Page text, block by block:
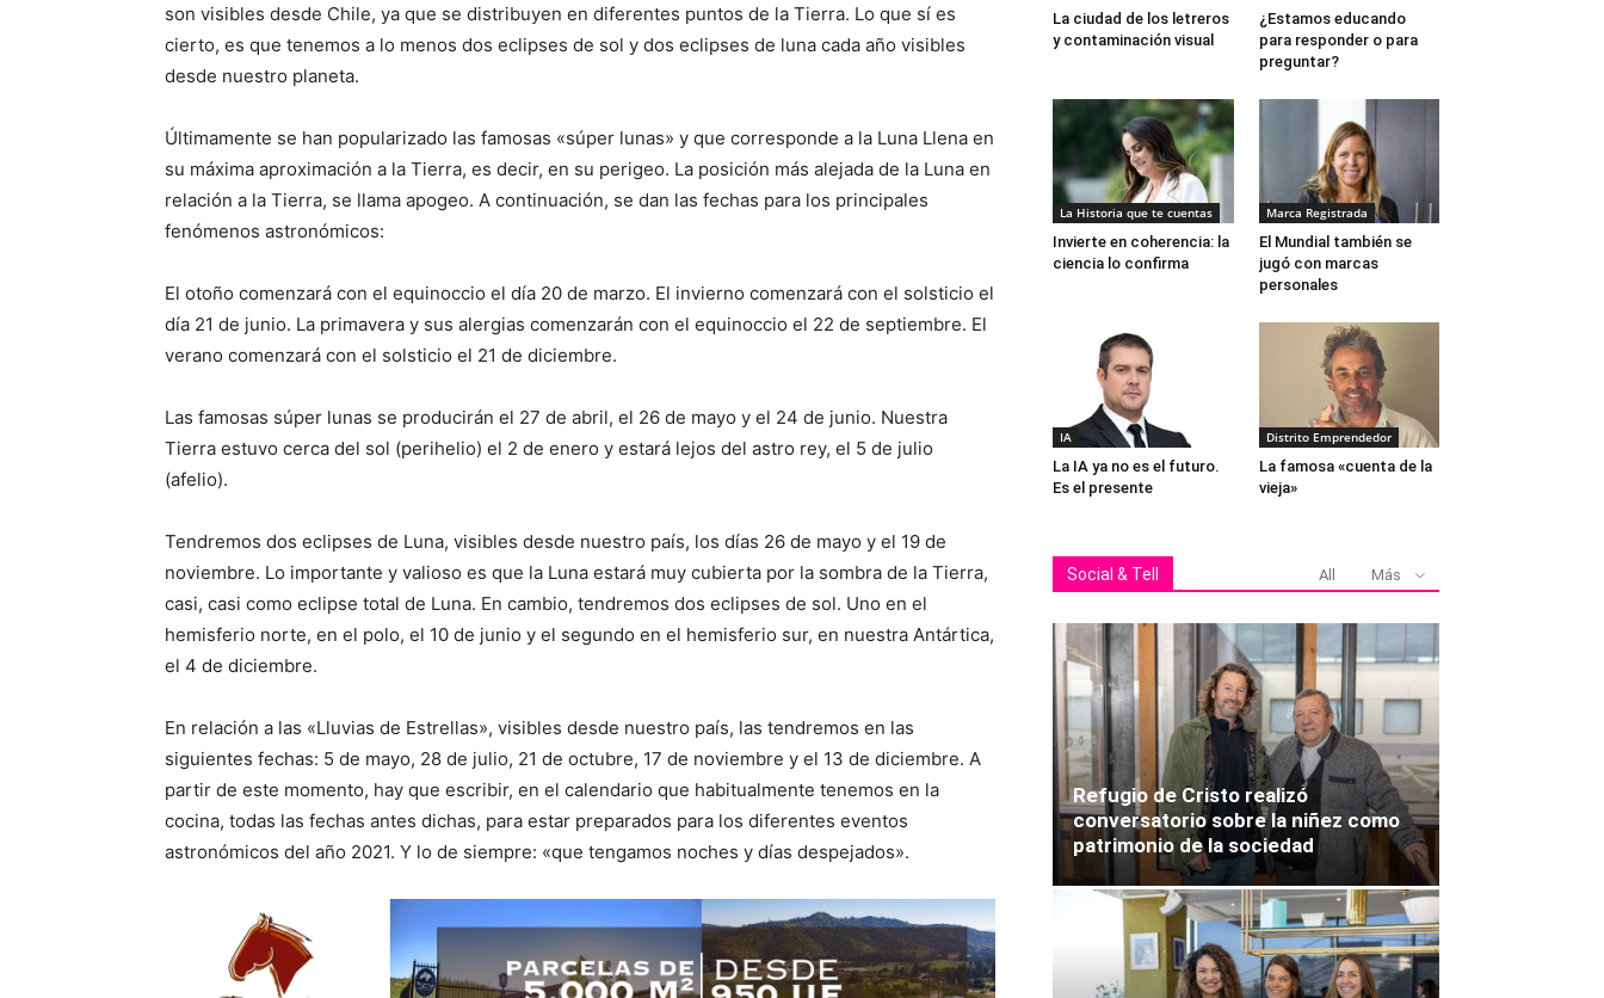
son visibles desde Chile, ya que se distribuyen en diferentes puntos de la Tierra. Lo que sí es
cierto, es que tenemos a lo menos dos eclipses de sol y dos eclipses de luna cada año visibles
desde nuestro planeta.
Últimamente se han popularizado las famosas «súper lunas» y que corresponde a la Luna Llena en
su máxima aproximación a la Tierra, es decir, en su perigeo. La posición más alejada de la Luna en
relación a la Tierra, se llama apogeo. A continuación, se dan las fechas para los principales
fenómenos astronómicos:
El otoño comenzará con el equinoccio el día 20 de marzo. El invierno comenzará con el solsticio el
día 21 de junio. La primavera y sus alergias comenzarán con el equinoccio el 22 de septiembre. El
verano comenzará con el solsticio el 21 de diciembre.
Las famosas súper lunas se producirán el 27 de abril, el 26 de mayo y el 24 de junio. Nuestra
Tierra estuvo cerca del sol (perihelio) el 2 de enero y estará lejos del astro rey, el 5 de julio
(afelio).
Tendremos dos eclipses de Luna, visibles desde nuestro país, los días 26 de mayo y el 19 de
noviembre. Lo importante y valioso es que la Luna estará muy cubierta por la sombra de la Tierra,
casi, casi como eclipse total de Luna. En cambio, tendremos dos eclipses de sol. Uno en el
hemisferio norte, en el polo, el 10 de junio y el segundo en el hemisferio sur, en nuestra Antártica,
el 4 de diciembre.
En relación a las «Lluvias de Estrellas», visibles desde nuestro país, las tendremos en las
siguientes fechas: 5 de mayo, 28 de julio, 21 de octubre, 17 de noviembre y el 13 de diciembre. A
partir de este momento, hay que escribir, en el calendario que habitualmente tenemos en la
cocina, todas las fechas antes dichas, para estar preparados para los diferentes eventos
astronómicos del año 2021. Y lo de siempre: «que tengamos noches y días despejados».
La ciudad de los letreros
y contaminación visual
¿Estamos educando
para responder o para
preguntar?
La Historia que te cuentas
Invierte en coherencia: la
ciencia lo confirma
Marca Registrada
El Mundial también se
jugó con marcas
personales
IA
La IA ya no es el futuro.
Es el presente
Distrito Emprendedor
La famosa «cuenta de la
vieja»
Social & Tell All Más
Refugio de Cristo realizó
conversatorio sobre la niñez como
patrimonio de la sociedad